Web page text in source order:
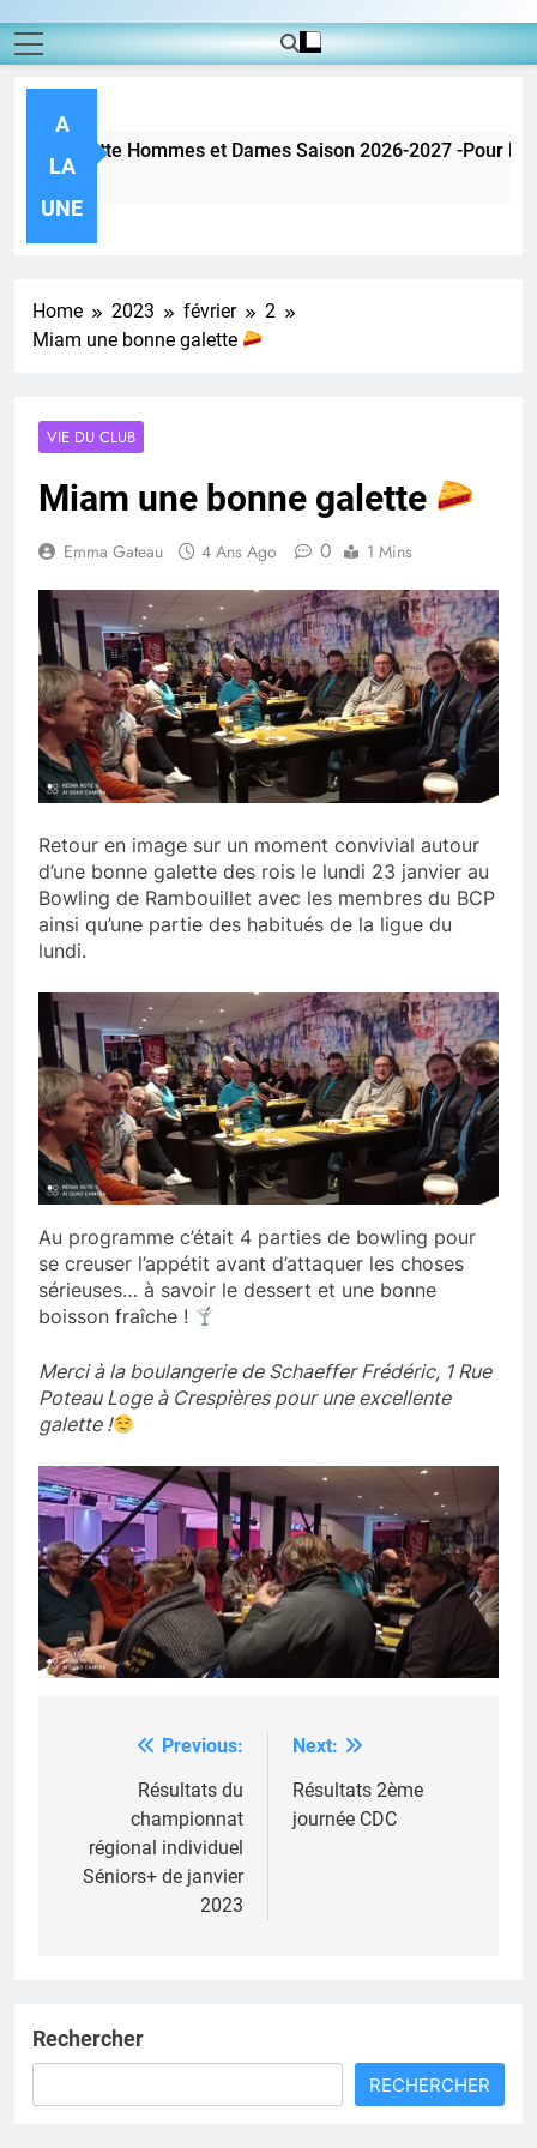
A
LA
UNE
Home 2023 février
2
Miam une bonne galette
VIE DU CLUB
Miam une bonne galette
Emma Gateau 4 Ans Ago 0 1 Mins
Retour en image sur un moment convivial autour
d’une bonne galette des rois le lundi 23 janvier au
Bowling de Rambouillet avec les membres du BCP
ainsi qu’une partie des habitués de la ligue du
lundi.
Au programme c’était 4 parties de bowling pour
se creuser l’appétit avant d’attaquer les choses
sérieuses… à savoir le dessert et une bonne
boisson fraîche !
Merci à la boulangerie de Schaeffer Frédéric, 1 Rue
Poteau Loge à Crespières pour une excellente
galette !
Navigation
l’article
Previous:
Résultats du
championnat
régional individuel
Séniors+ de janvier
2023
Next:
Résultats 2ème
journée CDC
Rechercher
RECHERCHER